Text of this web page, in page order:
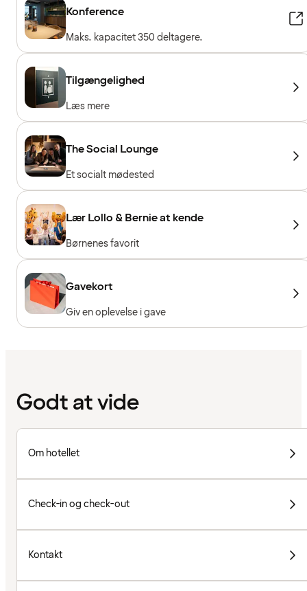
Konference
Maks. kapacitet 350 deltagere.
Tilgængelighed
Læs mere
The Social Lounge
Et socialt mødested
Lær Lollo & Bernie at kende
Børnenes favorit
Gavekort
Giv en oplevelse i gave
Godt at vide
Om hotellet
Check-in og check-out
Kontakt